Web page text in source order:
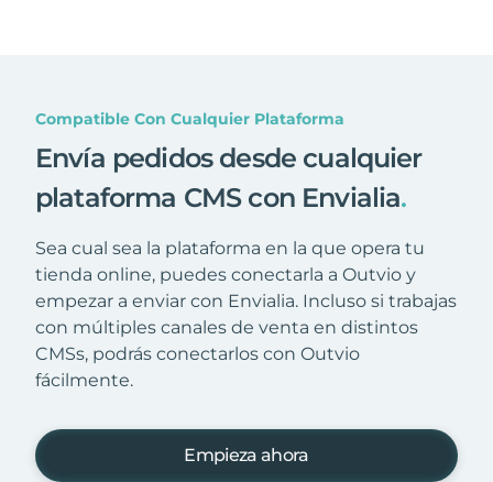
Compatible Con Cualquier Plataforma
Envía pedidos desde cualquier
plataforma CMS con Envialia.
Sea cual sea la plataforma en la que opera tu
tienda online, puedes conectarla a Outvio y
empezar a enviar con Envialia. Incluso si trabajas
con múltiples canales de venta en distintos
CMSs, podrás conectarlos con Outvio
fácilmente.
Empieza ahora